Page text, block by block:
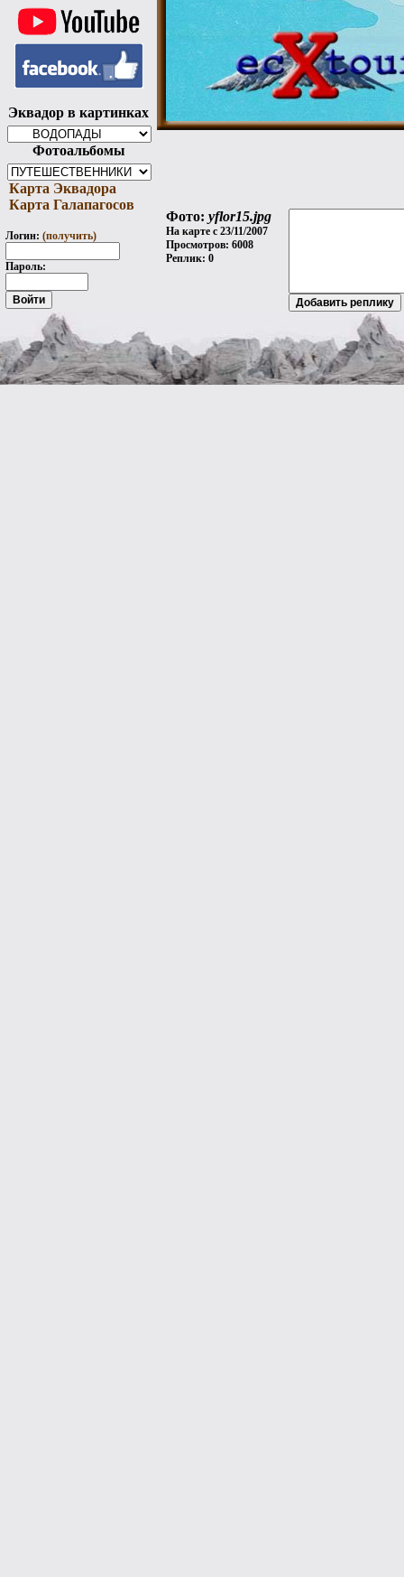
Эквадор в картинках
Фотоальбомы
Карта Эквадора
Карта Галапагосов
Логин: (получить)
Пароль:
Фото: yflor15.jpg
На карте с 23/11/2007
Просмотров: 6008
Реплик: 0